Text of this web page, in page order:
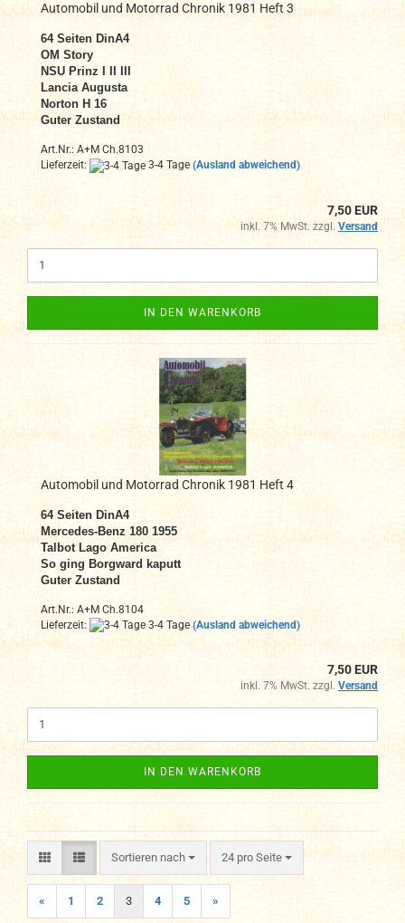
Automobil und Motorrad Chronik 1981 Heft 3
64 Seiten DinA4
OM Story
NSU Prinz I II III
Lancia Augusta
Norton H 16
Guter Zustand
Art.Nr.: A+M Ch.8103
Lieferzeit:
3-4 Tage (Ausland abweichend)
7,50 EUR
inkl. 7% MwSt. zzgl. Versand
IN DEN WARENKORB
Automobil und Motorrad Chronik 1981 Heft 4
64 Seiten DinA4
Mercedes-Benz 180 1955
Talbot Lago America
So ging Borgward kaputt
Guter Zustand
Art.Nr.: A+M Ch.8104
Lieferzeit:
3-4 Tage (Ausland abweichend)
7,50 EUR
inkl. 7% MwSt. zzgl. Versand
IN DEN WARENKORB
Sortieren nach
Sortieren nach 24 pro Seite
pro Seite
« 1 2 3 4 5 »